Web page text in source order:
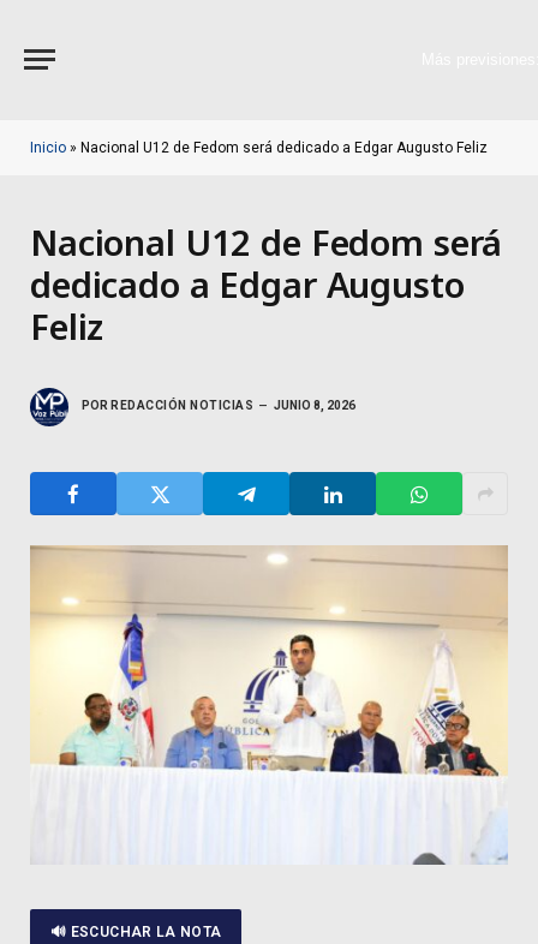
Inicio » Nacional U12 de Fedom será dedicado a Edgar Augusto Feliz
Nacional U12 de Fedom será
dedicado a Edgar Augusto
Feliz
POR REDACCIÓN NOTICIAS JUNIO 8, 2026
🔊 ESCUCHAR LA NOTA